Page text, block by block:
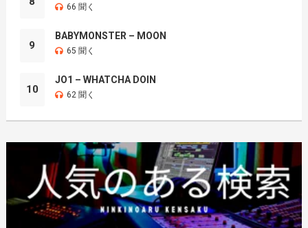
66 聞く
9
BABYMONSTER – MOON
65 聞く
10
JO1 – WHATCHA DOIN
62 聞く